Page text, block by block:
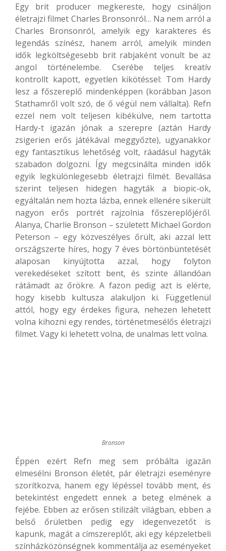
Egy brit producer megkereste, hogy csináljon
életrajzi filmet Charles Bronsonról… Na nem arról a
Charles Bronsonról, amelyik egy karakteres és
legendás színész, hanem arról, amelyik minden
idők legköltségesebb brit rabjaként vonult be az
angol történelembe. Cserébe teljes kreatív
kontrollt kapott, egyetlen kikötéssel: Tom Hardy
lesz a főszereplő mindenképpen (korábban Jason
Stathamről volt szó, de ő végül nem vállalta). Refn
ezzel nem volt teljesen kibékülve, nem tartotta
Hardy-t igazán jónak a szerepre (aztán Hardy
zsigerien erős játékával meggyőzte), ugyanakkor
egy fantasztikus lehetőség volt, ráadásul hagyták
szabadon dolgozni. Így megcsinálta minden idők
egyik legkülönlegesebb életrajzi filmét. Bevallása
szerint teljesen hidegen hagyták a biopic-ok,
egyáltalán nem hozta lázba, ennek ellenére sikerült
nagyon erős portrét rajzolnia főszereplőjéről.
Alanya, Charlie Bronson – született Michael Gordon
Peterson – egy közveszélyes őrült, aki azzal lett
országszerte híres, hogy 7 éves börtönbüntetését
alaposan kinyújtotta azzal, hogy folyton
verekedéseket szított bent, és szinte állandóan
rátámadt az őrökre. A fazon pedig azt is elérte,
hogy kisebb kultusza alakuljon ki. Függetlenül
attól, hogy egy érdekes figura, nehezen lehetett
volna kihozni egy rendes, történetmesélős életrajzi
filmet. Vagy ki lehetett volna, de unalmas lett volna.
Bronson
Éppen ezért Refn meg sem próbálta igazán
elmesélni Bronson életét, pár életrajzi eseményre
szorítkozva, hanem egy lépéssel tovább ment, és
betekintést engedett ennek a beteg elmének a
fejébe. Ebben az erősen stilizált világban, ebben a
belső őrületben pedig egy idegenvezetőt is
kapunk, magát a címszereplőt, aki egy képzeletbeli
színházközönségnek kommentálja az eseményeket